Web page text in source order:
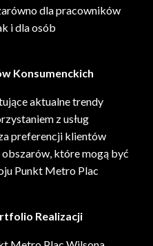
dla pracowników
i dla osób
Konsumenckich
aktualne trendy
z usług
preferencji klientów
które mogą być
Punkt Metro Plac
Realizacji